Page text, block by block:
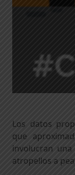
Los datos
que
involucran
atropellos a